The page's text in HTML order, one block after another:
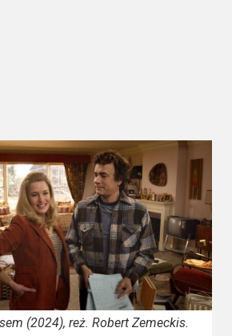
(2024), reż. Robert Zemeckis.